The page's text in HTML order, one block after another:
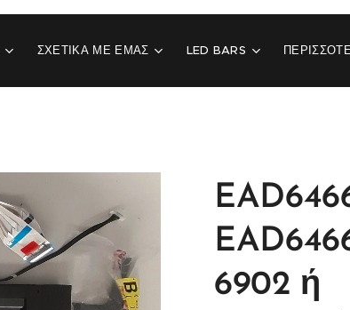
ΣΧΕΤΙΚΆ ΜΕ ΕΜΆΣ LED BARS
6902 ή